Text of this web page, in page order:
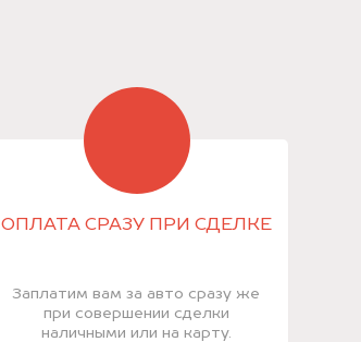
ОПЛАТА СРАЗУ ПРИ СДЕЛКЕ
Заплатим вам за авто сразу же
при совершении сделки
наличными или на карту.